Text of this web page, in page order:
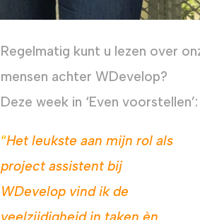
Regelmatig kunt u lezen over
mensen achter WDevelop?
Deze week in ‘Even
“Het leukste aan mijn rol als
project assistent bij
WDevelop vind ik de
veelzijdigheid in taken èn